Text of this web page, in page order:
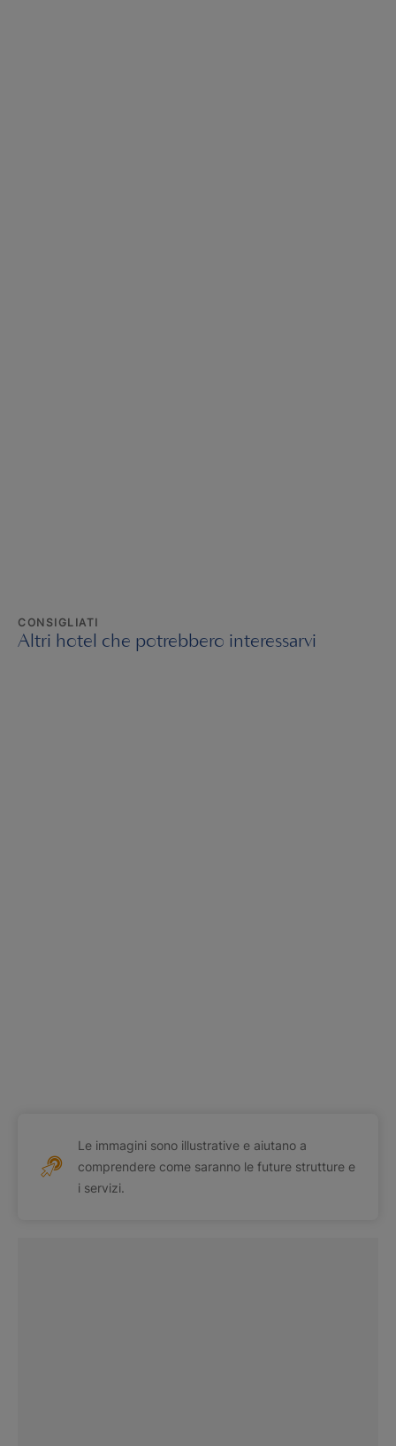
CONSIGLIATI
Altri hotel che potrebbero interessarvi
Le immagini sono illustrative e aiutano a
comprendere come saranno le future strutture e
i servizi.